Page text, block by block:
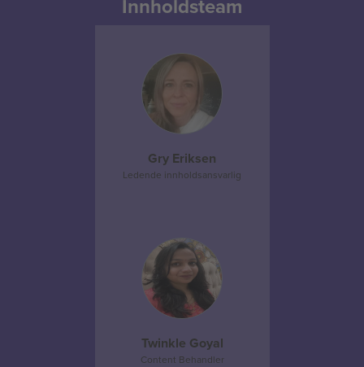
Innholdsteam
Gry Eriksen
Ledende innholdsansvarlig
Twinkle Goyal
Content Behandler